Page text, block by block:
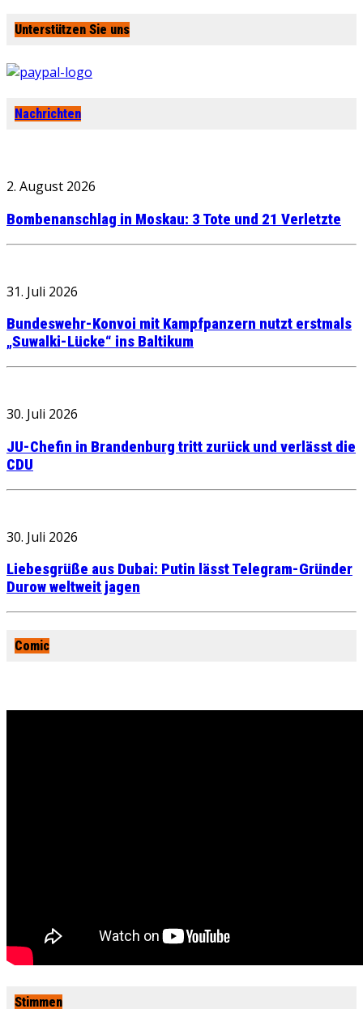
Unterstützen Sie uns
Nachrichten
2. August 2026
Bombenanschlag in Moskau: 3 Tote und 21 Verletzte
31. Juli 2026
Bundeswehr-Konvoi mit Kampfpanzern nutzt erstmals
„Suwalki-Lücke“ ins Baltikum
30. Juli 2026
JU-Chefin in Brandenburg tritt zurück und verlässt die
CDU
30. Juli 2026
Liebesgrüße aus Dubai: Putin lässt Telegram-Gründer
Durow weltweit jagen
Comic
Stimmen